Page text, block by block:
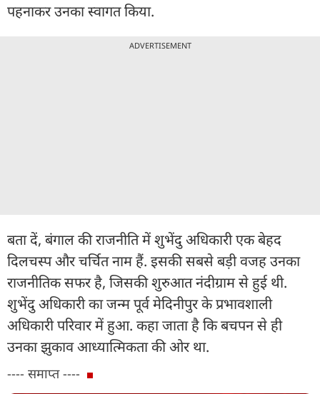
पहनाकर उनका स्वागत किया.
ADVERTISEMENT
बता दें, बंगाल की राजनीति में शुभेंदु अधिकारी एक बेहद
दिलचस्प और चर्चित नाम हैं. इसकी सबसे बड़ी वजह उनका
राजनीतिक सफर है, जिसकी शुरुआत नंदीग्राम से हुई थी.
शुभेंदु अधिकारी का जन्म पूर्व मेदिनीपुर के प्रभावशाली
अधिकारी परिवार में हुआ. कहा जाता है कि बचपन से ही
उनका झुकाव आध्यात्मिकता की ओर था.
---- समाप्त ----